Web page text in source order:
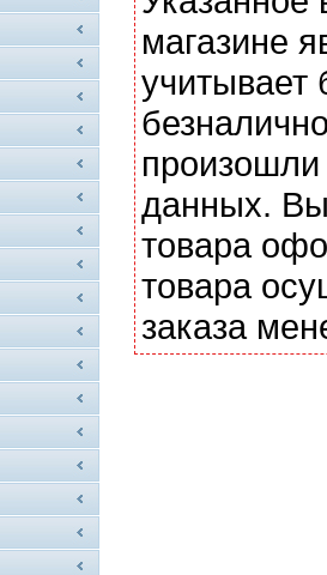
магазине
учитывает
данных. Вы
товара
товара
заказа